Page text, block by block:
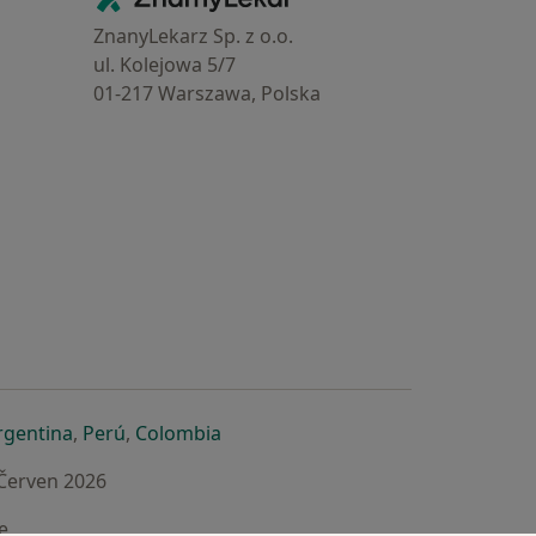
ZnanyLekarz Sp. z o.o.
ul. Kolejowa 5/7
01-217 Warszawa, Polska
záložce
nové záložce
v nové záložce
se otevře v nové záložce
, Perúse otevře v nové záložce
, Colombiase otevře v nové záložce
2026